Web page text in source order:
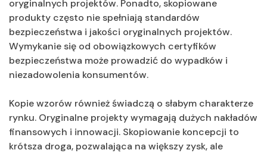
oryginalnych projektów. Ponadto, skopiowane
produkty często nie spełniają standardów
bezpieczeństwa i jakości oryginalnych projektów.
Wymykanie się od obowiązkowych certyfików
bezpieczeństwa może prowadzić do wypadków i
niezadowolenia konsumentów.
Kopie wzorów również świadczą o słabym charakterze
rynku. Oryginalne projekty wymagają dużych nakładów
finansowych i innowacji. Skopiowanie koncepcji to
krótsza droga, pozwalająca na większy zysk, ale